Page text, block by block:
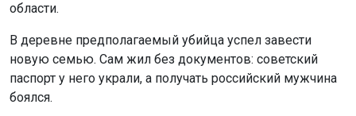
области.
В деревне предполагаемый убийца успел завести
новую семью. Сам жил без документов: советский
паспорт у него украли, а получать российский мужчина
боялся.